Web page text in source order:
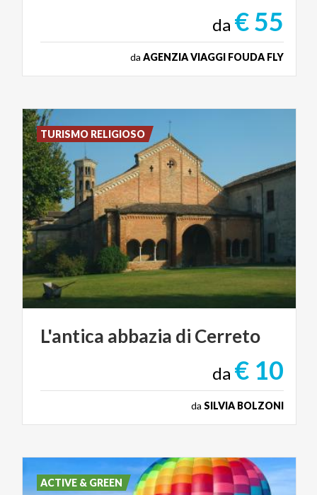
da € 55
da AGENZIA VIAGGI FOUDA FLY
L'antica abbazia di Cerreto
da € 10
da SILVIA BOLZONI
TURISMO RELIGIOSO
ACTIVE & GREEN